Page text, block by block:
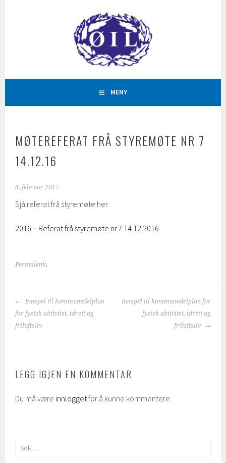
ØYSTESE IDRETTSLAG
AKTIVITETAR FOR ALLE
MENY
MØTEREFERAT FRÅ STYREMØTE NR 7
14.12.16
8. februar 2017
Sjå referat frå styremøte her
2016 – Referat frå styremøte nr.7 14.12.2016
Permalenk.
INNLEGGSNAVIGASJON
Innspel til kommunedelplan
for fysisk aktivitet, idrett og
friluftsliv
Innspel til kommunedelplan for
fysisk aktivitet, idrett og
friluftsliv
LEGG IGJEN EN KOMMENTAR
Du må være innloggetfor å kunne kommentere.
Søk